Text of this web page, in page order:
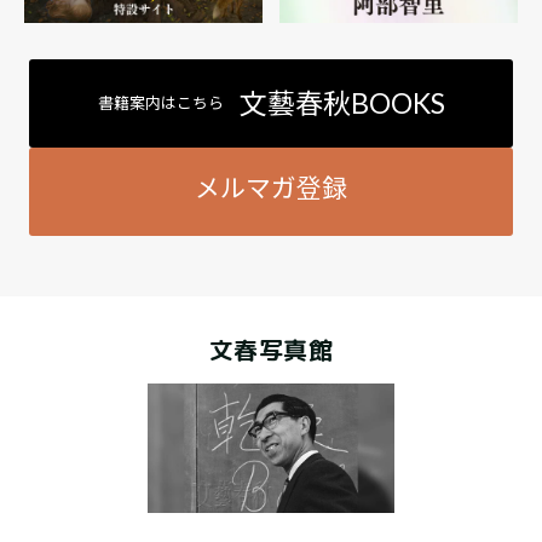
書籍案内はこちら 文藝春秋BOOKS
メルマガ登録
文春写真館